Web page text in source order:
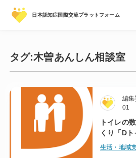
日本認知症国際交流プラットフォーム
タグ:木曽あんしん相談室
編集
01
トイレの
くり「Dト
生活・地域